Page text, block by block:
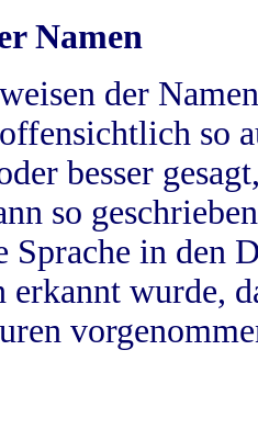
Namen
der
so
besser
so
Sprache in
erkannt wurde,